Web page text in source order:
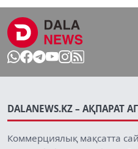
DALANEWS.KZ – АҚПАРАТ
Коммерциялық мақсатта